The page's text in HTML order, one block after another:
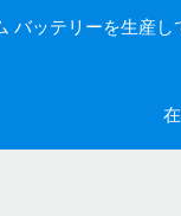
バッテリーを生産